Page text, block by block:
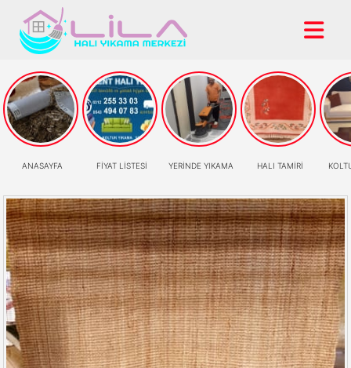
ANASAYFA FİYAT LİSTESİ YERİNDE YIKAMA HALI TAMİRİ